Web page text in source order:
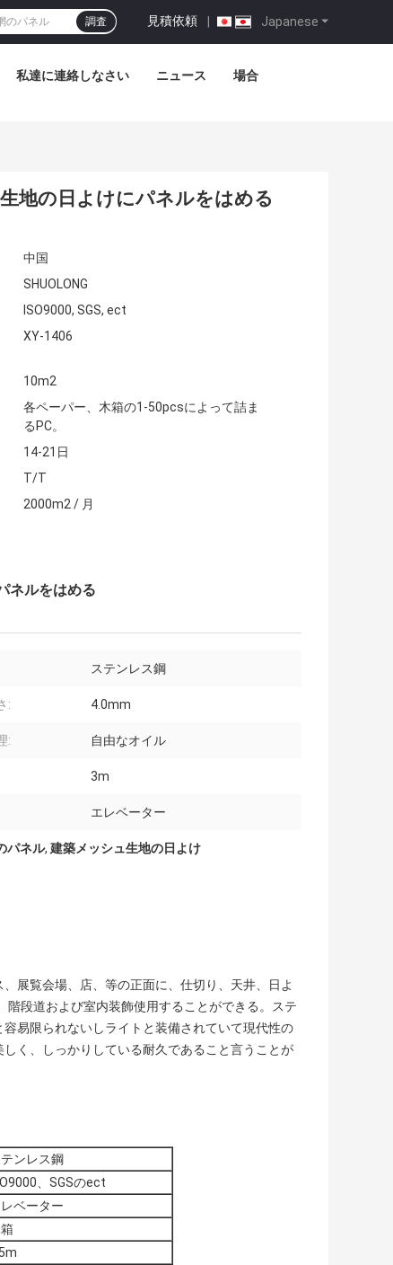
Japanese
見積依頼 |
調査
私達に連絡しなさい ニュース 場合
地の日よけにパネルをはめる
中国
SHUOLONG
ISO9000, SGS, ect
XY-1406
10m2
各ペーパー、木箱の1-50pcsによって詰ま
るPC。
14-21日
T/T
2000m2 / 月
ネルをはめる
ステンレス鋼
: 4.0mm
: 自由なオイル
3m
エレベーター
パネル, 建築メッシュ生地の日よけ
展覧会場、店、等の正面に、仕切り、天井、日よ
段道および室内装飾使用することができる。ステ
易限られないしライトと装備されていて現代性の
く、しっかりしている耐久であること言うことが
ンレス鋼
、SGSのect
ベーター